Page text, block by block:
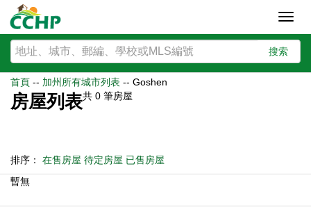
搜索
首頁 -- 加州所有城市列表 -- Goshen
房屋列表共 0 筆房屋
排序： 在售房屋 待定房屋 已售房屋
暫無